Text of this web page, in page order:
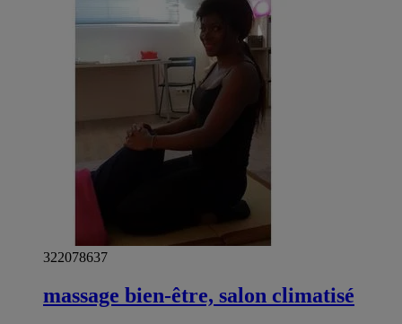
322078637
massage bien-être, salon climatisé